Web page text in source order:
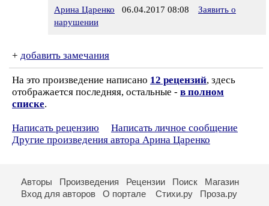
Арина Царенко 06.04.2017 08:08
Заявить о
нарушении
+ добавить замечания
На это произведение написано 12 рецензий, здесь
отображается последняя, остальные - в полном
списке.
Написать рецензию
Написать личное сообщение
Другие произведения автора Арина Царенко
Авторы Произведения Рецензии Поиск
Магазин
Вход для авторов
О портале Стихи.ру Проза.ру